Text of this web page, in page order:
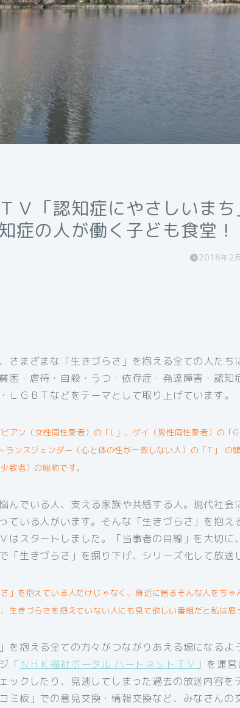
Ｖ「認知症にやさしいま
症の人が働く子ども食堂！
2018年2
さまざまな「生きづらさ」を抱える全ての人たち
困・虐待・自殺・うつ・依存症・発達障害・認知
ＬＧＢＴなどをテーマとして取り上げています。
アン（女性同性愛者）の「L」、ゲイ（男性同性愛者）の「
ランスジェンダー（心と体の性が一致しない人）の「T」 の
数者）の総称です。
んでいる人、支える家族や共感する人。現代社会
ている人がいます。そんな「生きづらさ」を抱え
はスタートしました。「当事者の目線」を大切に
「生きづらさ」を掘り下げ、シリーズ化して放送
」を抱えている人だけじゃなく、身近に居るそんな人をち
生きづらさを抱えていない人にも見て欲しい番組だと私は思
を抱える全ての方々がつながりあえる場になる
「 ＮＨＫ福祉ポータル ハートネットＴＶ 」を運
ックしたり、見逃してしまった過去の放送内容を
ミ板」での意見交換・情報交換など、みなさんの